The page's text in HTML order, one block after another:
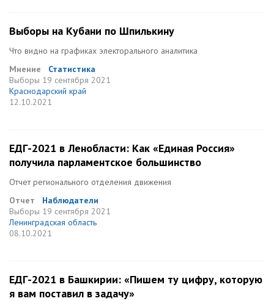
Выборы на Кубани по Шпилькину
Что видно на графиках электорального аналитика
Мнение
Статистика
Выборы 19 сентября 2021
Краснодарский край
12.10.2021
ЕДГ-2021 в Ленобласти: Как «Единая Россия»
получила парламентское большинство
Отчет регионального отделения движения
Отчет
Наблюдатели
Выборы 19 сентября 2021
Ленинградская область
08.10.2021
ЕДГ-2021 в Башкирии: «Пишем ту цифру, которую
я вам поставил в задачу»